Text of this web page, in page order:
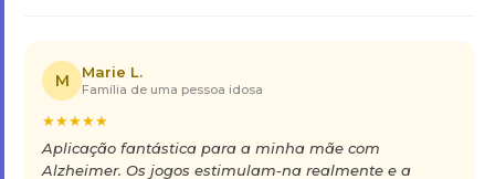
M Marie L.
Família de uma pessoa idosa
★★★★★
Aplicação fantástica para a minha mãe com
Alzheimer. Os jogos estimulam-na realmente e a